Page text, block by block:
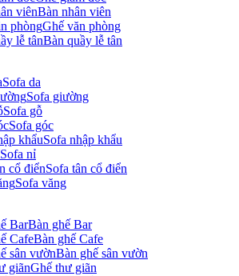
Bàn nhân viên
Ghế văn phòng
Bàn quầy lễ tân
Sofa da
Sofa giường
Sofa gỗ
Sofa góc
Sofa nhập khẩu
Sofa nỉ
Sofa tân cổ điển
Sofa văng
Bàn ghế Bar
Bàn ghế Cafe
Bàn ghế sân vườn
Ghế thư giãn